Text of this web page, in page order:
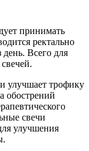
принимать
ректально
Всего для
улучшает трофику
обострений
свечи
улучшения